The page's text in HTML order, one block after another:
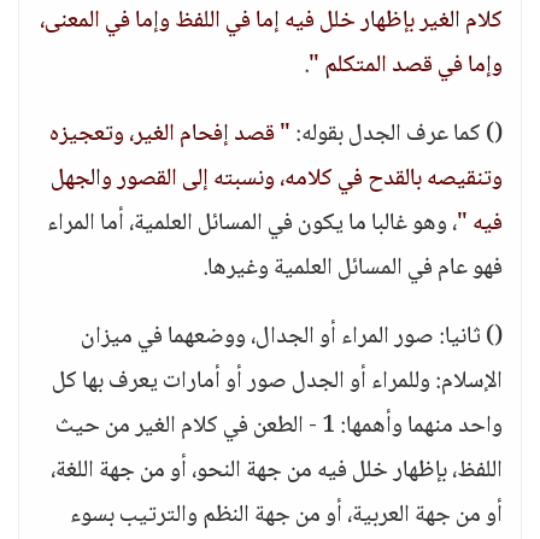
كلام الغير بإظهار خلل فيه إما في اللفظ وإما في المعنى،
وإما في قصد المتكلم ".
() كما عرف الجدل بقوله:" قصد إفحام الغير، وتعجيزه
وتنقيصه بالقدح في كلامه، ونسبته إلى القصور والجهل
فيه "، وهو غالبا ما يكون في المسائل العلمية، أما المراء
فهو عام في المسائل العلمية وغيرها.
() ثانيا: صور المراء أو الجدال، ووضعهما في ميزان
الإسلام: وللمراء أو الجدل صور أو أمارات يعرف بها كل
واحد منهما وأهمها: 1 - الطعن في كلام الغير من حيث
اللفظ، بإظهار خلل فيه من جهة النحو، أو من جهة اللغة،
أو من جهة العربية، أو من جهة النظم والترتيب بسوء